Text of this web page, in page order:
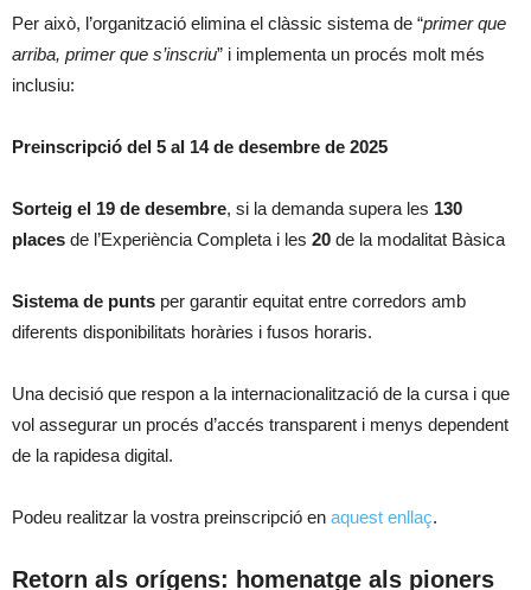
Per això, l’organització elimina el clàssic sistema de “primer que
arriba, primer que s’inscriu” i implementa un procés molt més
inclusiu:
Preinscripció del 5 al 14 de desembre de 2025
Sorteig el 19 de desembre, si la demanda supera les 130
places de l’Experiència Completa i les 20 de la modalitat Bàsica
Sistema de punts per garantir equitat entre corredors amb
diferents disponibilitats horàries i fusos horaris.
Una decisió que respon a la internacionalització de la cursa i que
vol assegurar un procés d’accés transparent i menys dependent
de la rapidesa digital.
Podeu realitzar la vostra preinscripció en aquest enllaç.
Retorn als orígens: homenatge als pioners